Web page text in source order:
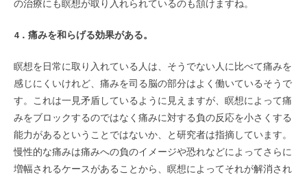
の治療にも瞑想が取り入れられているのも頷けますね。
4．痛みを和らげる効果がある。
瞑想を日常に取り入れている人は、そうでない人に比べて痛みを
感じにくいけれど、痛みを司る脳の部分はよく働いているそうで
す。これは一見矛盾しているように見えますが、瞑想によって痛
みをブロックするのではなく痛みに対する負の反応を小さくする
能力があるということではないか、と研究者は指摘しています。
慢性的な痛みは痛みへの負のイメージや恐れなどによってさらに
増幅されるケースがあることから、瞑想によってそれが解消され